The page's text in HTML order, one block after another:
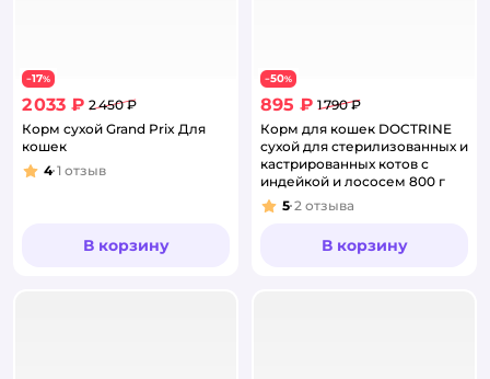
−17%
2 033 ₽ 2 450 ₽
Корм сухой Grand Prix Для
кошек
Рейтинг:
4 1 отзыв
В корзину
−50%
895 ₽ 1 790 ₽
Корм для кошек DOCTRINE
сухой для стерилизованных и
кастрированных котов с
индейкой и лососем 800 г
Рейтинг:
5 2 отзыва
В корзину